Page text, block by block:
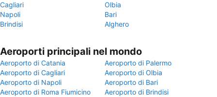
Cagliari
Olbia
Napoli
Bari
Brindisi
Alghero
Aeroporti principali nel mondo
Aeroporto di Catania
Aeroporto di Palermo
Aeroporto di Cagliari
Aeroporto di Olbia
Aeroporto di Napoli
Aeroporto di Bari
Aeroporto di Roma Fiumicino
Aeroporto di Brindisi